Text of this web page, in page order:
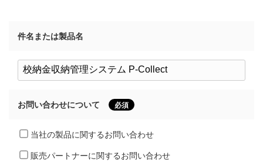
件名または製品名
お問い合わせについて 必須
当社の製品に関するお問い合わせ
販売パートナーに関するお問い合わせ